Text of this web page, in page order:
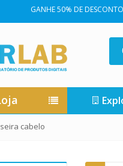
GANHE 50% DE DESCONTO
cabelo